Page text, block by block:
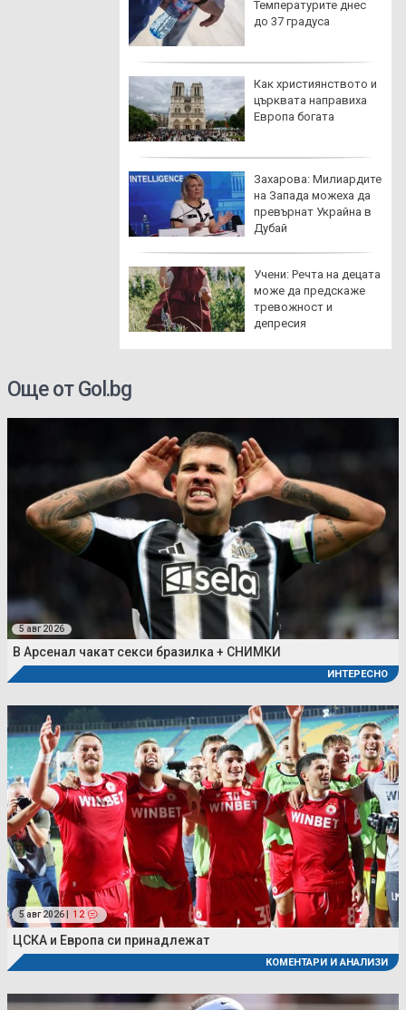
Температурите днес
до 37 градуса
Как християнството и
църквата направиха
Европа богата
Захарова: Милиардите
на Запада можеха да
превърнат Украйна в
Дубай
Учени: Речта на децата
може да предскаже
тревожност и
депресия
Още от Gol.bg
5 авг 2026
В Арсенал чакат секси бразилка + СНИМКИ
ИНТЕРЕСНО
5 авг 2026 | 12
ЦСКА и Европа си принадлежат
КОМЕНТАРИ И АНАЛИЗИ